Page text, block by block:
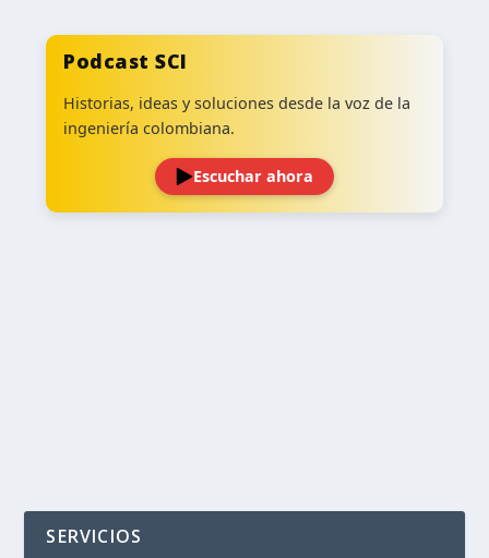
Podcast SCI
Historias, ideas y soluciones desde la voz de la
ingeniería colombiana.
Escuchar ahora
SERVICIOS